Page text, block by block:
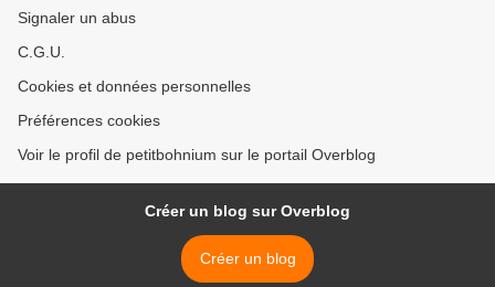
Signaler un abus
C.G.U.
Cookies et données personnelles
Préférences cookies
Voir le profil de petitbohnium sur le portail Overblog
Créer un blog sur Overblog
Créer un blog